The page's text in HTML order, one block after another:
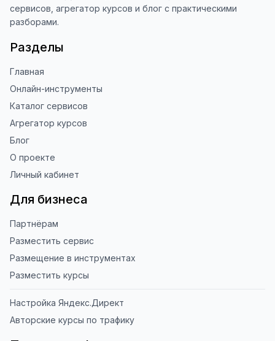
сервисов, агрегатор курсов и блог с практическими
разборами.
Разделы
Главная
Онлайн-инструменты
Каталог сервисов
Агрегатор курсов
Блог
О проекте
Личный кабинет
Для бизнеса
Партнёрам
Разместить сервис
Размещение в инструментах
Разместить курсы
Настройка Яндекс.Директ
Авторские курсы по трафику